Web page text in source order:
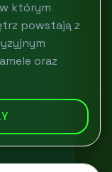
którym
powstają z
oraz